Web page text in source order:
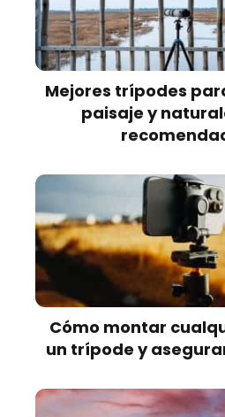
Mejores trípodes
paisaje y
Cómo montar
un trípode y